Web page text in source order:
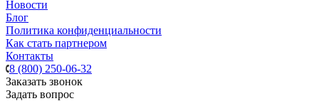
Новости
Блог
Политика конфиденциальности
Как стать партнером
Контакты
8 (800) 250-06-32
Заказать звонок
Задать вопрос